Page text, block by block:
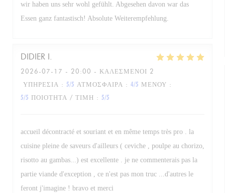
wir haben uns sehr wohl gefühlt. Abgesehen davon war das
Essen ganz fantastisch! Absolute Weiterempfehlung.
DIDIER I
2026-07-17 - 20:00 - ΚΑΛΕΣΜΈΝΟΙ 2
ΥΠΗΡΕΣΊΑ : 5/5 ΑΤΜΌΣΦΑΙΡΑ : 4/5 ΜΕΝΟΎ :
5/5 ΠΟΙΌΤΗΤΑ / ΤΙΜΉ : 5/5
accueil décontracté et souriant et en même temps très pro . la
cuisine pleine de saveurs d'ailleurs ( ceviche , poulpe au chorizo,
risotto au gambas...) est excellente . je ne commenterais pas la
partie viande d'exception , ce n'est pas mon truc ...d'autres le
feront j'imagine ! bravo et merci